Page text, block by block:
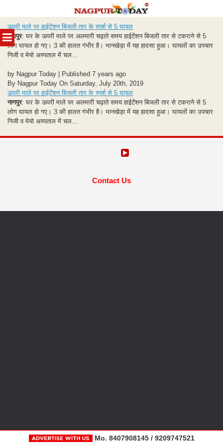
MENU
to
content
ऊपरी माले पर हाईटेंशन बिजली तार के स्पर्श से 5 घायल
नागपुर: घर के ऊपरी माले पर अलमारी चढ़ाते समय हाईटेंशन बिजली तार से टकराने से 5
लोग घायल हो गए। 3 की हालत गंभीर है। भानखेड़ा में यह हादसा हुआ। घायलों का उपचार
निजी व मेयो अस्पताल में चल...
by Nagpur Today | Published 7 years ago
By Nagpur Today On Saturday, July 20th, 2019
ऊपरी माले पर हाईटेंशन बिजली तार के स्पर्श से 5 घायल
नागपुर: घर के ऊपरी माले पर अलमारी चढ़ाते समय हाईटेंशन बिजली तार से टकराने से 5
लोग घायल हो गए। 3 की हालत गंभीर है। भानखेड़ा में यह हादसा हुआ। घायलों का उपचार
निजी व मेयो अस्पताल में चल...
Contact Us
Mo. 8407908145 / 9209747521